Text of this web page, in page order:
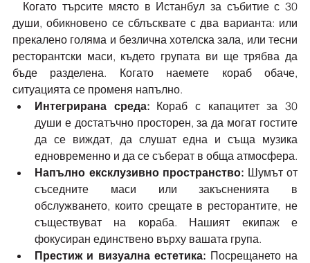
души, обикновено се сблъсквате с два варианта: или
прекалено голяма и безлична хотелска зала, или тесни
ресторантски маси, където групата ви ще трябва да
бъде разделена. Когато наемете кораб обаче,
ситуацията се променя напълно.
Интегрирана среда: Кораб с капацитет за 30
души е достатъчно просторен, за да могат гостите
да се виждат, да слушат една и съща музика
едновременно и да се съберат в обща атмосфера.
Напълно ексклузивно пространство: Шумът от
съседните маси или закъсненията в
обслужването, които срещате в ресторантите, не
съществуват на кораба. Нашият екипаж е
фокусиран единствено върху вашата група.
Престиж и визуална естетика: Посрещането на